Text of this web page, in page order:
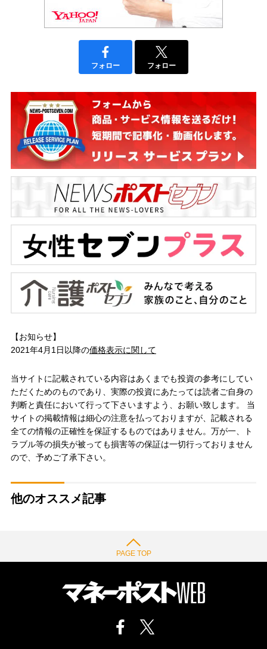
フォロー フォロー
【お知らせ】
2021年4月1日以降の価格表示に関して
当サイトに記載されている内容はあくまでも投資の参考にしてい
ただくためのものであり、実際の投資にあたっては読者ご自身の
判断と責任において行って下さいますよう、お願い致します。 当
サイトの掲載情報は細心の注意を払っておりますが、記載される
全ての情報の正確性を保証するものではありません。万が一、ト
ラブル等の損失が被っても損害等の保証は一切行っておりません
ので、予めご了承下さい。
他のオススメ記事
PAGE TOP